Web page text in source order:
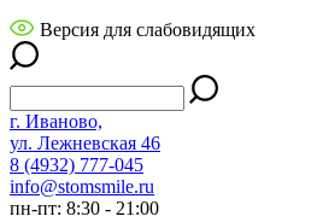
Версия для слабовидящих
г. Иваново,
ул. Лежневская 46
8 (4932) 777-045
info@stomsmile.ru
пн-пт: 8:30 - 21:00